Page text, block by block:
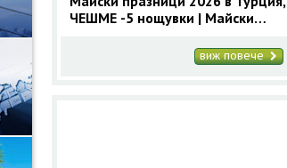
ЧЕШМЕ -5 нощувки | Майски
виж повече